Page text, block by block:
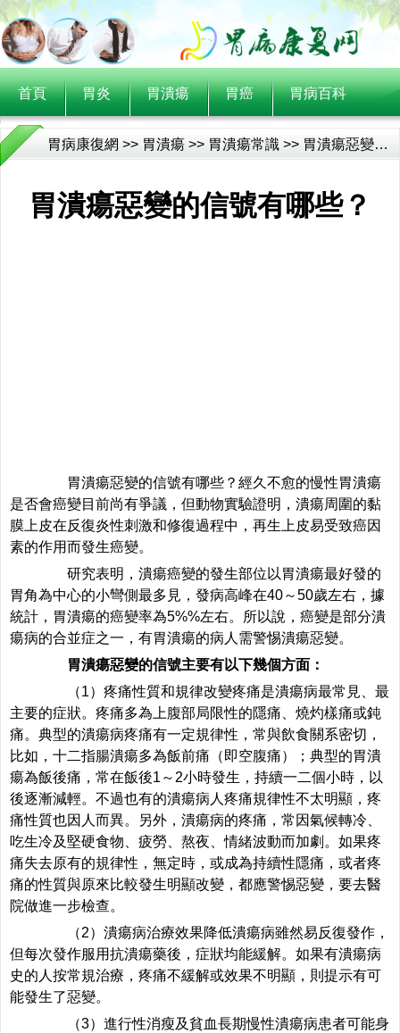
首頁 胃炎 胃潰瘍 胃癌 胃病百科
教你保胃養胃
胃病康復網 >> 胃潰瘍 >> 胃潰瘍常識 >> 胃潰瘍惡變的信號有哪些？
胃潰瘍惡變的信號有哪些？
胃潰瘍惡變的信號有哪些？經久不愈的慢性胃潰瘍
是否會癌變目前尚有爭議，但動物實驗證明，潰瘍周圍的黏
膜上皮在反復炎性刺激和修復過程中，再生上皮易受致癌因
素的作用而發生癌變。
研究表明，潰瘍癌變的發生部位以胃潰瘍最好發的
胃角為中心的小彎側最多見，發病高峰在40～50歲左右，據
統計，胃潰瘍的癌變率為5%%左右。所以說，癌變是部分潰
瘍病的合並症之一，有胃潰瘍的病人需警惕潰瘍惡變。
胃潰瘍惡變的信號主要有以下幾個方面：
（1）疼痛性質和規律改變疼痛是潰瘍病最常見、最
主要的症狀。疼痛多為上腹部局限性的隱痛、燒灼樣痛或鈍
痛。典型的潰瘍病疼痛有一定規律性，常與飲食關系密切，
比如，十二指腸潰瘍多為飯前痛（即空腹痛）；典型的胃潰
瘍為飯後痛，常在飯後1～2小時發生，持續一二個小時，以
後逐漸減輕。不過也有的潰瘍病人疼痛規律性不太明顯，疼
痛性質也因人而異。另外，潰瘍病的疼痛，常因氣候轉冷、
吃生冷及堅硬食物、疲勞、熬夜、情緒波動而加劇。如果疼
痛失去原有的規律性，無定時，或成為持續性隱痛，或者疼
痛的性質與原來比較發生明顯改變，都應警惕惡變，要去醫
院做進一步檢查。
（2）潰瘍病治療效果降低潰瘍病雖然易反復發作，
但每次發作服用抗潰瘍藥後，症狀均能緩解。如果有潰瘍病
史的人按常規治療，疼痛不緩解或效果不明顯，則提示有可
能發生了惡變。
（3）進行性消瘦及貧血長期慢性潰瘍病患者可能身